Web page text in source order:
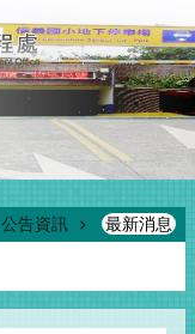
公告資訊 最新消息